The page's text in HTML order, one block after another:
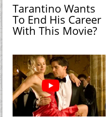
Tarantino Wants
To End His Career
With This Movie?